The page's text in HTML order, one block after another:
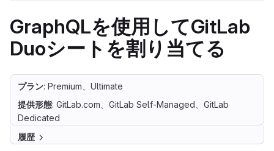
GraphQLを使用してGitLab
Duoシートを割り当てる
プラン: Premium、Ultimate
提供形態: GitLab.com、GitLab Self-Managed、GitLab
Dedicated
履歴